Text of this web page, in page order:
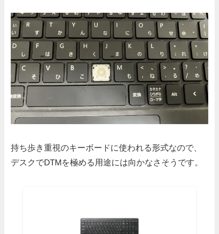
持ち歩き重視のキーボードに使われる形式なので、
デスクでDTMを極める用途には向かなさそうです。